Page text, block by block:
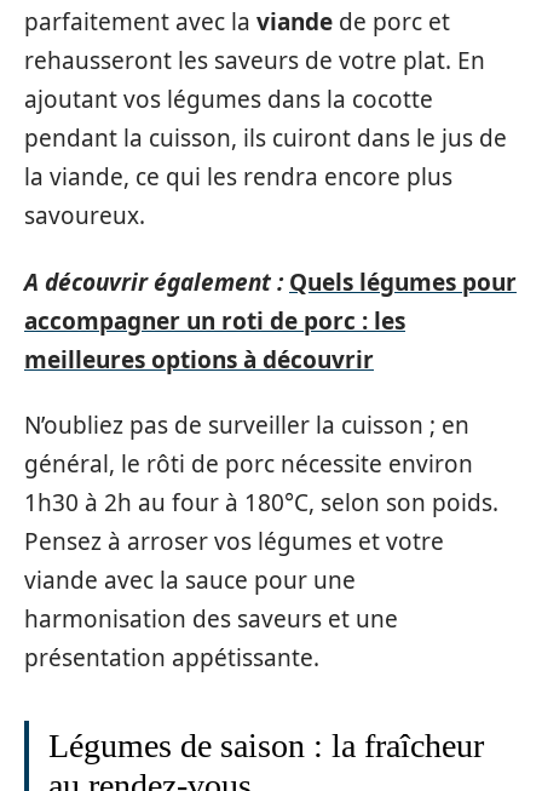
parfaitement avec la viande de porc et
rehausseront les saveurs de votre plat. En
ajoutant vos légumes dans la cocotte
pendant la cuisson, ils cuiront dans le jus de
la viande, ce qui les rendra encore plus
savoureux.
A découvrir également : Quels légumes pour
accompagner un roti de porc : les
meilleures options à découvrir
N’oubliez pas de surveiller la cuisson ; en
général, le rôti de porc nécessite environ
1h30 à 2h au four à 180°C, selon son poids.
Pensez à arroser vos légumes et votre
viande avec la sauce pour une
harmonisation des saveurs et une
présentation appétissante.
Légumes de saison : la fraîcheur